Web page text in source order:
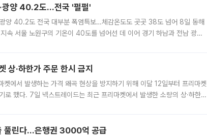
광양 40.2도…전국 '펄펄'
양 40.2도 전국 대부분 폭염특보…체감온도도 곳곳 38도 넘어 8일 동해
속 서울 노원구의 기온이 40도를 넘어선 데 이어 경기 하남과 전남 광양
상·하한가 주문 한시 금지
켓에서 발생하는 가격 왜곡 현상을 방지하기 위해 이달 12일부터 프리마켓
로 했다. 7일 넥스트레이드는 최근 프리마켓에서 발생한 소량의 상·하한
풀린다…은행권 3000억 공급